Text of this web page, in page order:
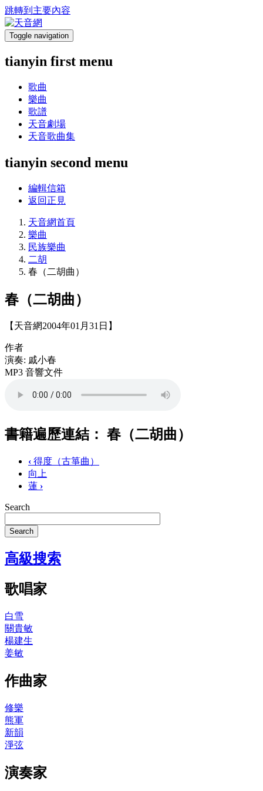
跳轉到主要內容
Toggle navigation
tianyin first menu
歌曲
樂曲
歌譜
天音劇場
天音歌曲集
tianyin second menu
編輯信箱
返回正見
天音網首頁
樂曲
民族樂曲
二胡
春（二胡曲）
春（二胡曲）
【天音網2004年01月31日】
作者
演奏: 戚小春
MP3 音響文件
書籍遍歷連結： 春（二胡曲）
‹ 得度（古箏曲）
向上
蓮 ›
Search
Search
高級搜索
歌唱家
白雪
關貴敏
楊建生
姜敏
作曲家
修樂
熊軍
新韻
淨弦
演奏家